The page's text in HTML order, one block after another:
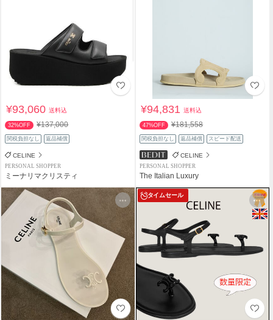
¥93,060送料込
32%OFF ¥137,000
関税負担なし 返品補償
CELINE
PERSONAL SHOPPER
ミーナリマクリスティ
¥94,831送料込
47%OFF ¥181,558
関税負担なし 返品補償 スピード配送
CELINE
PERSONAL SHOPPER
The Italian Luxury
タイムセール